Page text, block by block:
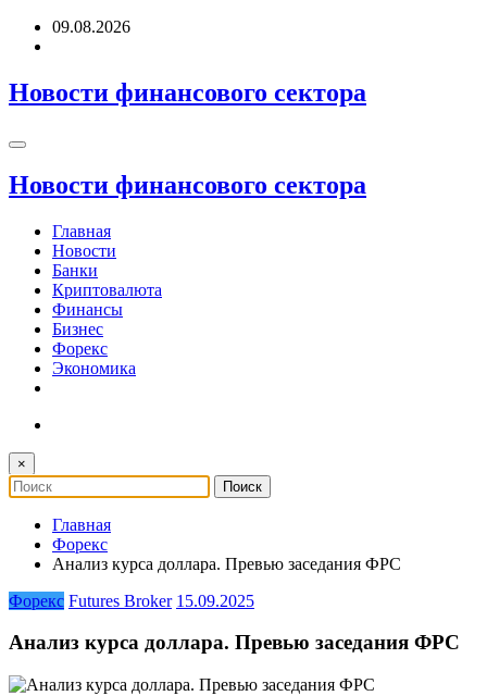
Перейти09.08.2026
Новости финансового сектора
Новости финансового сектора
Главная
Новости
Банки
Криптовалюта
Финансы
Бизнес
Форекс
Экономика
×
Главная
Форекс
Анализ курса доллара. Превью заседания ФРС
Форекс Futures Broker 15.09.2025
Анализ курса доллара. Превью заседания ФРС